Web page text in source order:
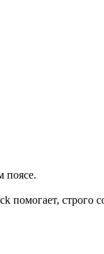
поясе.
помогает, строго